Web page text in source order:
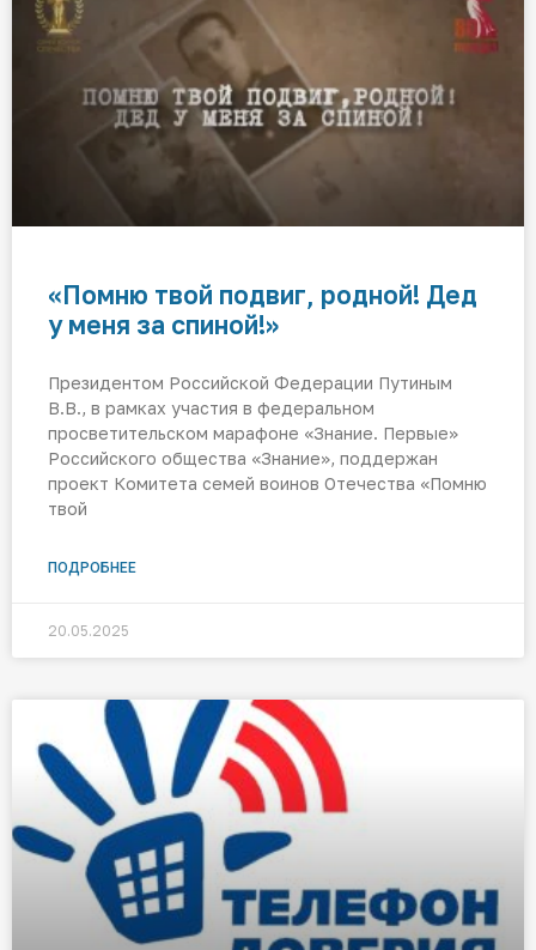
«Помню твой подвиг, родной! Дед
у меня за спиной!»
Президентом Российской Федерации Путиным
В.В., в рамках участия в федеральном
просветительском марафоне «Знание. Первые»
Российского общества «Знание», поддержан
проект Комитета семей воинов Отечества «Помню
твой
ПОДРОБНЕЕ
20.05.2025